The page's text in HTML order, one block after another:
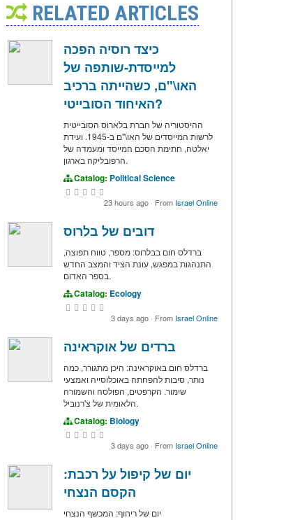
RELATED ARTICLES
כיצד רוסיה הפכה
למייסדת-שותפה של
האו\"ם, כשהייתה ברכיב
האיחוד הסובייטי?
ההיסטוריה של חברת בלארוס הסובייטית
לרשות המייסדים של האו\"ם ב-1945. ועידת
יאלטה, חתימת הסכם המייסד ומעמדה של
הרפובליקה בארגון.
Catalog: Political Science
23 hours ago · From Israel Online
דובים של בלרוס
ברדלס חום בבלרוס: מספר, טווח תפוצה,
התנהגות במפגש, עונת הציד והמצב החדש
בספר האדום.
Catalog: Ecology
3 days ago · From Israel Online
ברדים של אוקראינה
ברדלס חום באוקראינה: היכן מתגורר, כמה
נותר, סיבות להפחתה באוכלוסייה ואמצעי
שימור. הקרפטים, הפולסה והשמורה
הלאומית של צ'רנוביל.
Catalog: Biology
3 days ago · From Israel Online
יום של קיפול על רכבת:
הקסם הנצחי
יום של ריחוף: המכשף הנצחי